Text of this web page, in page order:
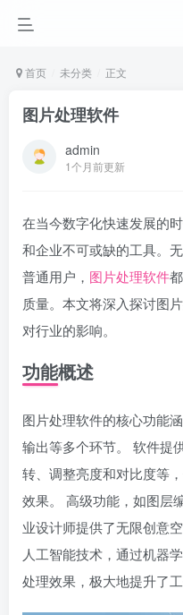
首页 未分类 正文
图片处理软件
admin
1个月前更新
在当今数字化快速发展的时
和企业不可或缺的工具。
普通用户， 图片处理软件
质量。本文将深入探讨图
对行业的影响。
功能概述
图片处理软件的核心功能
输出等多个环节。 软件提
转、调整亮度和对比度等
效果。 高级功能，如图层
业设计师提供了无限创意
人工智能技术，通过机器
处理效果，极大地提升了工